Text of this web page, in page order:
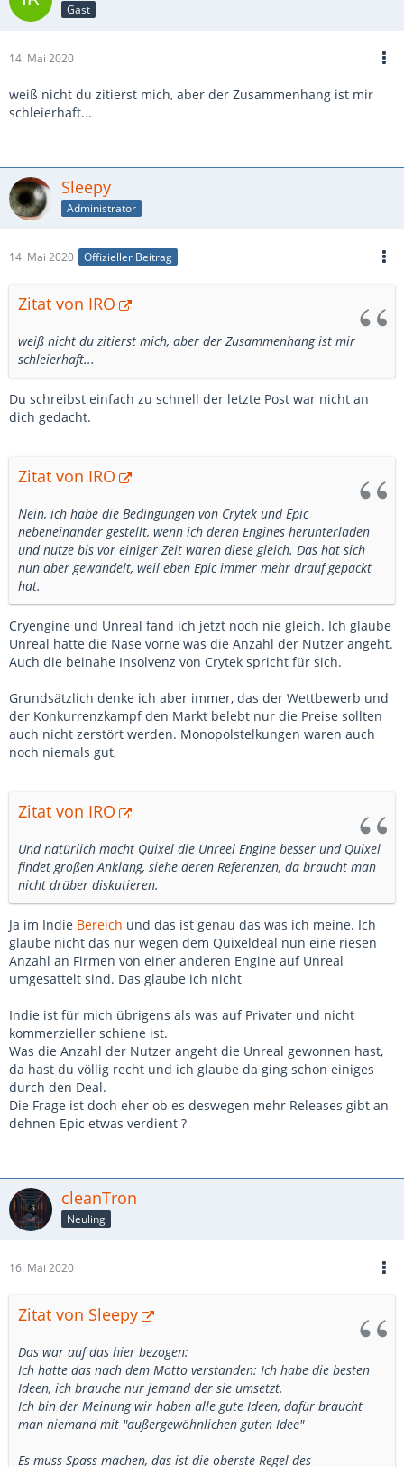
Gast
14. Mai 2020
weiß nicht du zitierst mich, aber der Zusammenhang ist mir
schleierhaft...
Sleepy
Administrator
14. Mai 2020 Offizieller Beitrag
Zitat von IRO
weiß nicht du zitierst mich, aber der Zusammenhang ist mir
schleierhaft...
Du schreibst einfach zu schnell der letzte Post war nicht an
dich gedacht.
Zitat von IRO
Nein, ich habe die Bedingungen von Crytek und Epic
nebeneinander gestellt, wenn ich deren Engines herunterladen
und nutze bis vor einiger Zeit waren diese gleich. Das hat sich
nun aber gewandelt, weil eben Epic immer mehr drauf gepackt
hat.
Cryengine und Unreal fand ich jetzt noch nie gleich. Ich glaube
Unreal hatte die Nase vorne was die Anzahl der Nutzer angeht.
Auch die beinahe Insolvenz von Crytek spricht für sich.
Grundsätzlich denke ich aber immer, das der Wettbewerb und
der Konkurrenzkampf den Markt belebt nur die Preise sollten
auch nicht zerstört werden. Monopolstelkungen waren auch
noch niemals gut,
Zitat von IRO
Und natürlich macht Quixel die Unreel Engine besser und Quixel
findet großen Anklang, siehe deren Referenzen, da braucht man
nicht drüber diskutieren.
Ja im Indie Bereich und das ist genau das was ich meine. Ich
glaube nicht das nur wegen dem Quixeldeal nun eine riesen
Anzahl an Firmen von einer anderen Engine auf Unreal
umgesattelt sind. Das glaube ich nicht
Indie ist für mich übrigens als was auf Privater und nicht
kommerzieller schiene ist.
Was die Anzahl der Nutzer angeht die Unreal gewonnen hast,
da hast du völlig recht und ich glaube da ging schon einiges
durch den Deal.
Die Frage ist doch eher ob es deswegen mehr Releases gibt an
dehnen Epic etwas verdient ?
cleanTron
Neuling
16. Mai 2020
Zitat von Sleepy
Das war auf das hier bezogen:
Ich hatte das nach dem Motto verstanden: Ich habe die besten
Ideen, ich brauche nur jemand der sie umsetzt.
Ich bin der Meinung wir haben alle gute Ideen, dafür braucht
man niemand mit "außergewöhnlichen guten Idee"
Es muss Spass machen, das ist die oberste Regel des